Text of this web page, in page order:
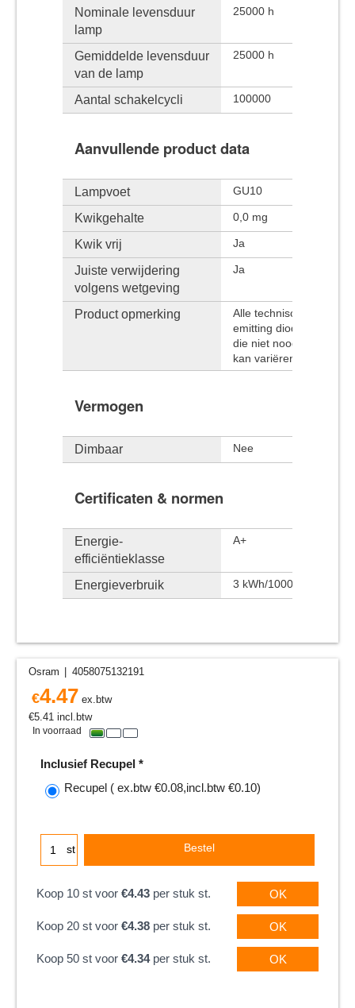
Nominale levensduur
lamp
25000 h
Gemiddelde levensduur
van de lamp
25000 h
Aantal schakelcycli 100000
Aanvullende product data
Lampvoet GU10
Kwikgehalte 0,0 mg
Kwik vrij Ja
Juiste verwijdering
volgens wetgeving
Ja
Product opmerking
Alle technische
emitting diodes, de
die niet
kan variëren van de
Vermogen
Dimbaar Nee
Certificaten & normen
Energie-
efficiëntieklasse
A+
Energieverbruik 3 kWh/1000h
Osram 4058075132191
€4.47 ex.btw
€5.41 incl.btw
In voorraad
Inclusief Recupel *
Recupel ( ex.btw €0.08,incl.btw €0.10)
st Bestel
Koop 10 st voor €4.43 per stuk st. OK
Koop 20 st voor €4.38 per stuk st. OK
Koop 50 st voor €4.34per stuk st. OK